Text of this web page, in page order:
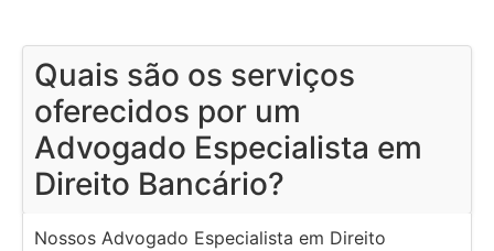
Quais são os serviços
oferecidos por um
Advogado Especialista em
Direito Bancário?
Nossos Advogado Especialista em Direito